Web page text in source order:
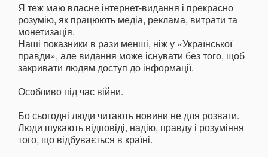
Я теж маю власне інтернет-видання і прекрасно
розумію, як працюють медіа, реклама, витрати та
монетизація.
Наші показники в рази менші, ніж у «Української
правди», але видання може існувати без того, щоб
закривати людям доступ до інформації.
Особливо під час війни.
Бо сьогодні люди читають новини не для розваги.
Люди шукають відповіді, надію, правду і розуміння
того, що відбувається в країні.